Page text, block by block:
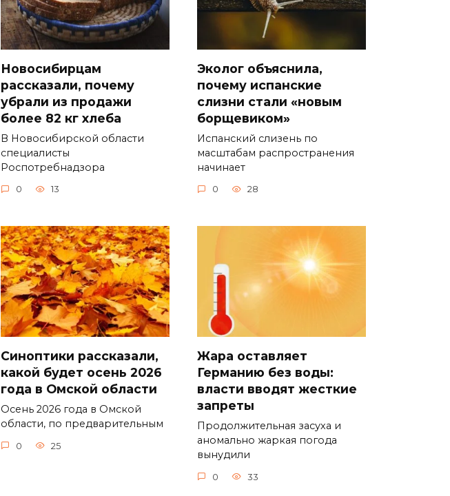
Новосибирцам
рассказали, почему
убрали из продажи
более 82 кг хлеба
В Новосибирской области
специалисты
Роспотребнадзора
0 13
Эколог объяснила,
почему испанские
слизни стали «новым
борщевиком»
Испанский слизень по
масштабам распространения
начинает
0 28
Синоптики рассказали,
какой будет осень 2026
года в Омской области
Осень 2026 года в Омской
области, по предварительным
0 25
Жара оставляет
Германию без воды:
власти вводят жесткие
запреты
Продолжительная засуха и
аномально жаркая погода
вынудили
0 33